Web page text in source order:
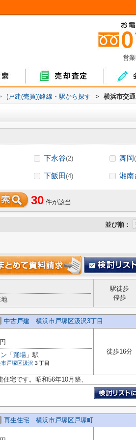
営
(戸建(売買))路線・駅から探す > 横浜市交
下永谷(2) 舞岡
下飯田(4) 湘南
30 件が該当
並び順：
駅徒歩
停歩
中古戸建 横浜市戸塚区汲沢3丁目
「 踊場 」駅
市戸塚区汲沢 ３丁目
徒歩16分
宅です。昭和56年10月築、
再生住宅 横浜市戸塚区戸塚町